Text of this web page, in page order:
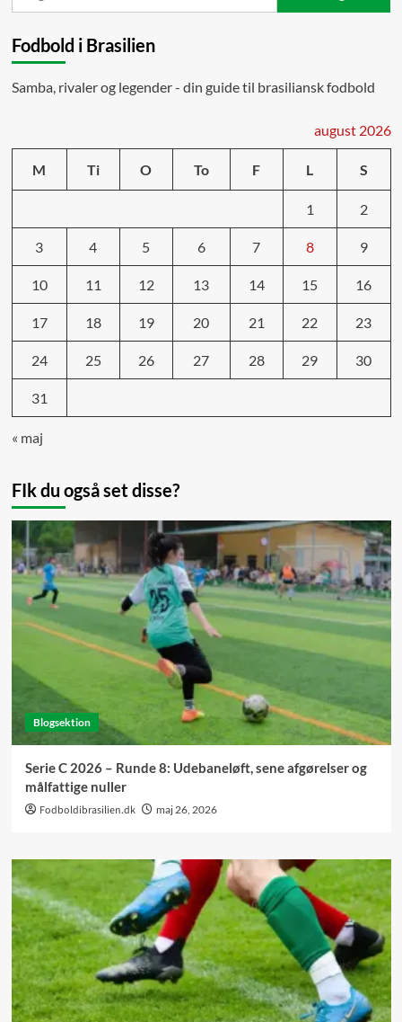
efter:
Fodbold i Brasilien
Samba, rivaler og legender - din guide til brasiliansk fodbold
august 2026
M Ti O To F L S
1 2
3 4 5 6 7 8 9
10 11 12 13 14 15 16
17 18 19 20 21 22 23
24 25 26 27 28 29 30
31
« maj
FIk du også set disse?
Blogsektion
Serie C 2026 – Runde 8: Udebaneløft, sene afgørelser og
målfattige nuller
Fodboldibrasilien.dk maj 26, 2026